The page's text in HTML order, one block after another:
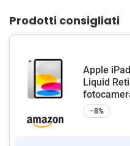
Prodotti consigliati
Apple
Liquid
−8%